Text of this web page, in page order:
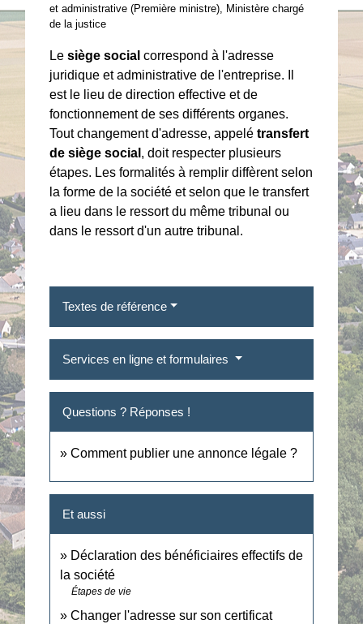
et administrative (Première ministre), Ministère chargé
de la justice
Lesiège social correspond à l'adresse
juridique et administrative de l'entreprise. Il
est le lieu de direction effective et de
fonctionnement de ses différents organes.
Tout changement d'adresse, appelétransfert
de siège social , doit respecter plusieurs
étapes. Les formalités à remplir diffèrent selon
la forme de la société et selon que le transfert
a lieu dans le ressort du même tribunal ou
dans le ressort d'un autre tribunal.
Textes de référence
Services en ligne et formulaires
Questions ? Réponses !
Comment publier une annonce légale ?
Et aussi
Déclaration des bénéficiaires effectifs de
la société
Étapes de vie
Changer l'adresse sur son certificat